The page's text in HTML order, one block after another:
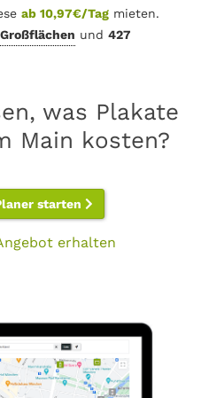
ab 10,97€/Tag mieten.
Großflächen und 427
was Plakate
Main kosten?
starten
erhalten